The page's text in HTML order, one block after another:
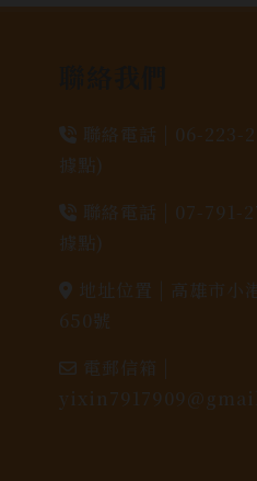
聯絡電話 | 06-223-
據點)
聯絡電話 | 07-791-
據點)
地址位置 | 高雄市小
650號
電郵信箱 |